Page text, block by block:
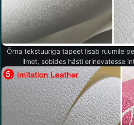
Õrna tekstuuriga tapeet lisab ruumile
ilmet, sobides hästi erinevatesse